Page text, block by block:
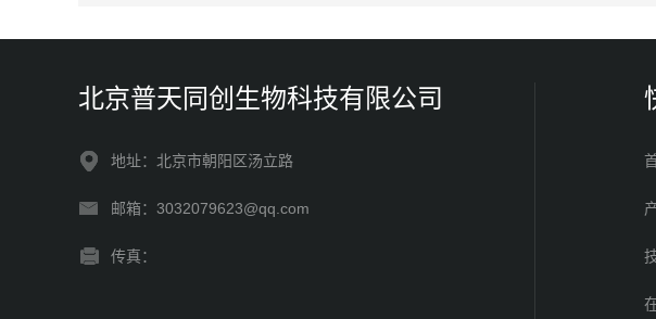
北京普天同创生物科技有限公司
地址：北京市朝阳区汤立路
邮箱：3032079623@qq.com
传真：